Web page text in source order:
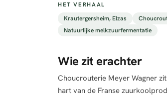
HET VERHAAL
Krautergersheim, Elzas
Natuurlijke melkzuurfermentatie
Wie zit erachter
Choucrouterie Meyer Wagner
hart van de Franse